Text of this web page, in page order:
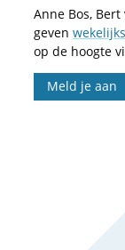
Anne Bos,
geven wekelijks
op de hoogte
Meld je aan